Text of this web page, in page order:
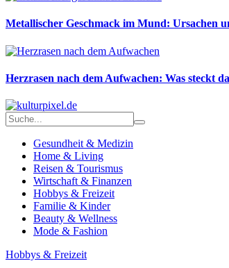
Metallischer Geschmack im Mund: Ursachen
Herzrasen nach dem Aufwachen: Was steckt
Gesundheit & Medizin
Home & Living
Reisen & Tourismus
Wirtschaft & Finanzen
Hobbys & Freizeit
Familie & Kinder
Beauty & Wellness
Mode & Fashion
Hobbys & Freizeit